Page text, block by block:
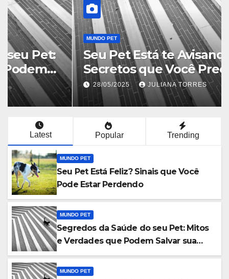
MUNDO PET
Seu Pet Está Feliz? Sinais que
Você Pode Estar Perdendo
28/05/2025 MARCELO DUARTE
Latest Popular Trending
MUNDO PET
Seu Pet Está Feliz? Sinais que Você
Pode Estar Perdendo
MUNDO PET
Segredos da Saúde do seu Pet: Mitos
e Verdades que Podem Salvar sua
Vida
MUNDO PET